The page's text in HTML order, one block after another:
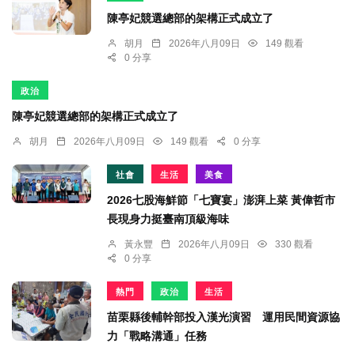
陳亭妃競選總部的架構正式成立了
胡月 2026年八月09日
149 觀看
0 分享
政治
陳亭妃競選總部的架構正式成立了
胡月 2026年八月09日 149 觀看 0 分享
社會 生活 美食
2026七股海鮮節「七寶宴」澎湃上菜 黃偉哲市
長現身力挺臺南頂級海味
黃永豐 2026年八月09日
330 觀看
0 分享
熱門 政治 生活
苗栗縣後輔幹部投入漢光演習 運用民間資源協
力「戰略溝通」任務